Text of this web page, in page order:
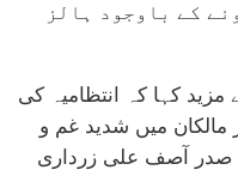
کے باوجود ہالز
کہا کہ انتظامیہ کی
مالکان میں شدید غم و
صدر آصف علی زرداری